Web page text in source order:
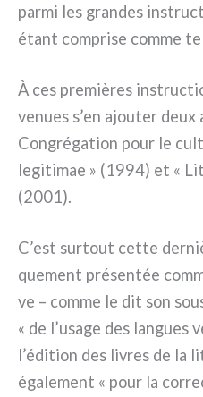
par­mi les gran­des
étant com­pri­se com­me
À ces pre­miè­res
venues s’en ajou­ter
Congrégation pour le
legi­ti­mae » (1994) et «
(2001).
C’est sur­tout cet­te
que­ment pré­sen­tée
ve – com­me le dit son
« de l’usage des lan­gues
l’édition des livres de la
éga­le­ment « pour la